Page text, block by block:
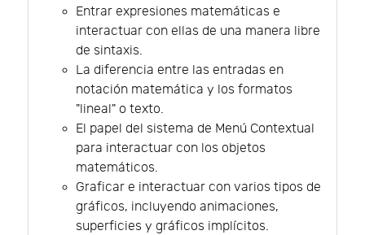
Entrar expresiones matemáticas e
interactuar con ellas de una manera libre
de sintaxis.
La diferencia entre las entradas en
notación matemática y los formatos
"lineal" o texto.
El papel del sistema de Menú Contextual
para interactuar con los objetos
matemáticos.
Graficar e interactuar con varios tipos de
gráficos, incluyendo animaciones,
superficies y gráficos implícitos.